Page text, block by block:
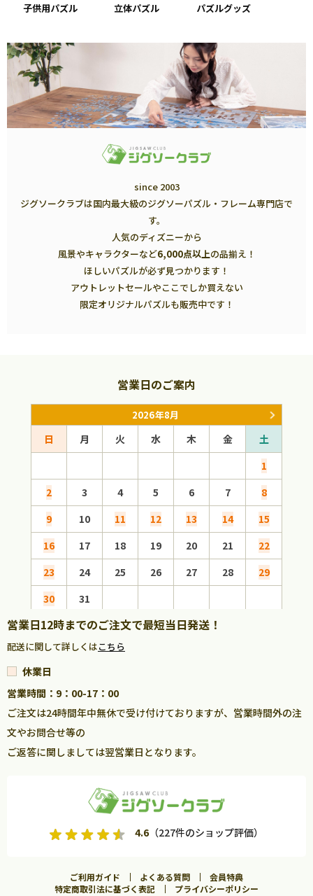
子供用パズル 立体パズル パズルグッズ
since 2003
ジグソークラブは国内最大級のジグソーパズル・フレーム専門店で
す。
人気のディズニーから
風景やキャラクターなど6,000点以上の品揃え！
ほしいパズルが必ず見つかります！
アウトレットセールやここでしか買えない
限定オリジナルパズルも販売中です！
営業日のご案内
2026年8月
日 月 火 水 木 金
土
1
2
3 4 5 6 7
8
9
10 11 12 13 14
15
16
17 18 19 20 21
22
23
24 25 26 27 28
29
30
31
営業日12時までのご注文で最短当日発送！
配送に関して詳しくはこちら
休業日
営業時間：9：00-17：00
ご注文は24時間年中無休で受け付けておりますが、営業時間外の注
文やお問合せ等の
ご返答に関しましては翌営業日となります。
4.6（227件のショップ評価）
ご利用ガイド よくある質問
会員特典
特定商取引法に基づく表記
プライバシーポリシー